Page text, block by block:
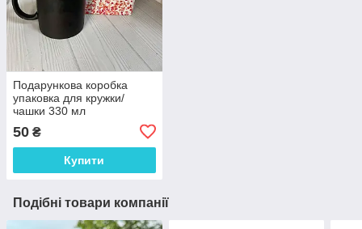
Подарункова коробка
упаковка для кружки/
чашки 330 мл
50 ₴
Купити
Подібні товари компанії